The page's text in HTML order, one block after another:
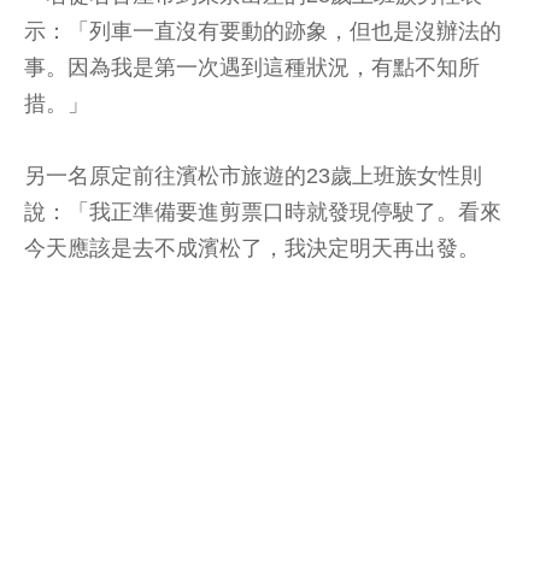
示：「列車一直沒有要動的跡象，但也是沒辦法的
事。因為我是第一次遇到這種狀況，有點不知所
措。」
另一名原定前往濱松市旅遊的23歲上班族女性則
說：「我正準備要進剪票口時就發現停駛了。看來
今天應該是去不成濱松了，我決定明天再出發。